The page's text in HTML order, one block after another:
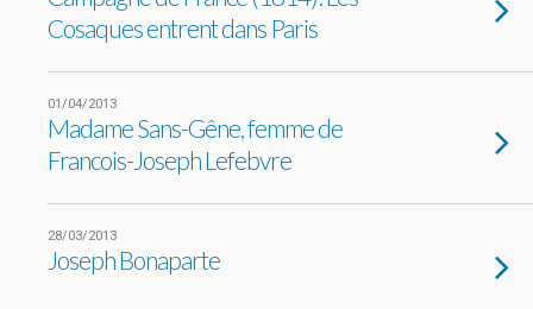
Cosaques entrent dans Paris
01/04/2013
Madame Sans-Gêne, femme de
Francois-Joseph Lefebvre
28/03/2013
Joseph Bonaparte